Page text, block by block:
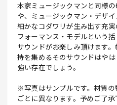
本家ミュージックマンと同様
や、ミュージックマン・デザイ
細かなコダワリが生み出す充
フォーマンス・モデルという
サウンドがお楽しみ頂けます
持を集めるそのサウンドはや
強い存在でしょう。
※写真はサンプルです。材質
ごとに異なります。予めご了承